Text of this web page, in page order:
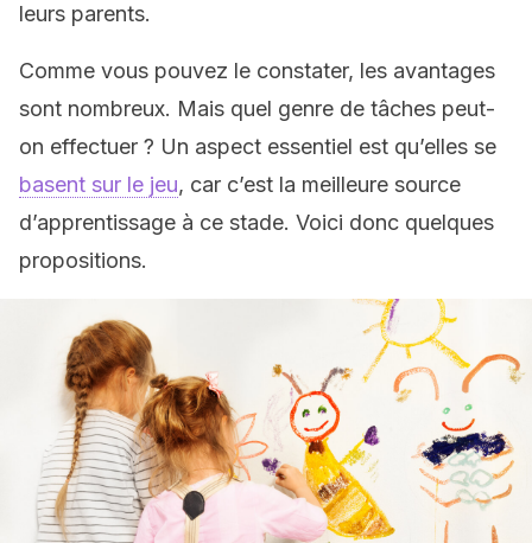
leurs parents.
Comme vous pouvez le constater, les avantages
sont nombreux. Mais quel genre de tâches peut-
on effectuer ? Un aspect essentiel est qu’elles se
basent sur le jeu, car c’est la meilleure source
d’apprentissage à ce stade. Voici donc quelques
propositions.